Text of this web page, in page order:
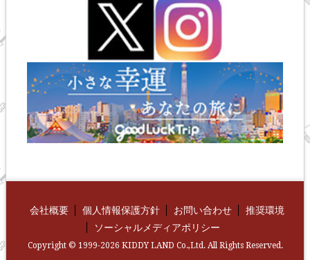
会社概要 個人情報保護方針 お問い合わせ
推奨環境
ソーシャルメディアポリシー
Copyright © 1999-2026 KIDDY LAND Co.,Ltd. All Rights Reserved.